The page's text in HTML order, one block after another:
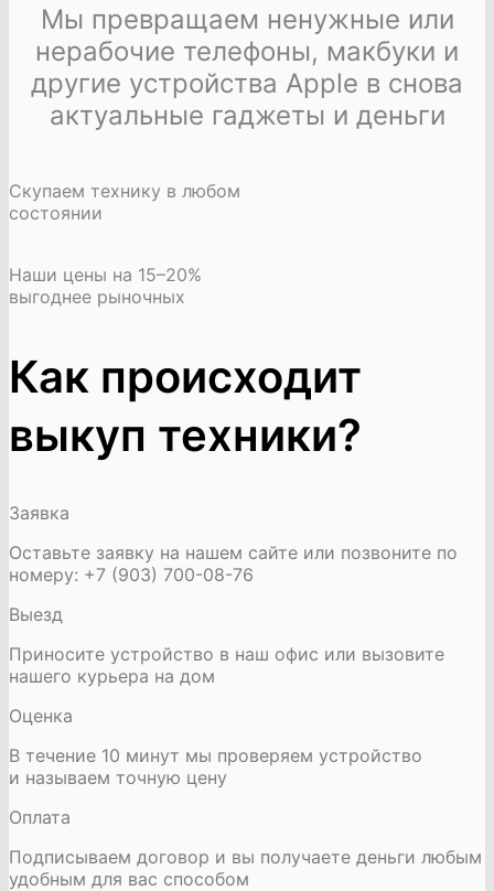
Мы превращаем ненужные или
нерабочие телефоны, макбуки и
другие устройства Apple в снова
актуальные гаджеты и деньги
Скупаем технику в любом
состоянии
Наши цены на 15–20%
выгоднее рыночных
Как происходит
выкуп техники?
Заявка
Оставьте заявку на нашем сайте или позвоните по
номеру: +7 (903) 700-08-76
Выезд
Приносите устройство в наш офис или вызовите
нашего курьера на дом
Оценка
В течение 10 минут мы проверяем устройство
и называем точную цену
Оплата
Подписываем договор и вы получаете деньги любым
удобным для вас способом